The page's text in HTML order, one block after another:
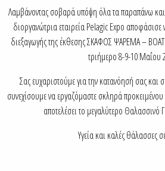
Λαμβάνοντας σοβαρά υπόψη όλα τα παραπάνω
διοργανώτρια εταιρεία Pelagic Expo αποφάσισε
διεξαγωγής της έκθεσης ΣΚΑΦΟΣ ΨΑΡΕΜΑ – BOAT
τριήμερο 8-9-10 Μαΐου
Σας ευχαριστούμε για την κατανόησή σας και
συνεχίσουμε να εργαζόμαστε σκληρά
αποτελέσει το μεγαλύτερο Θαλασσινό
Υγεία και καλές θάλασσες